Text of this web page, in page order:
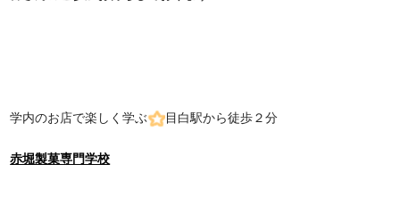
学内のお店で楽しく学ぶ 目白駅から徒歩２分
赤堀製菓専門学校